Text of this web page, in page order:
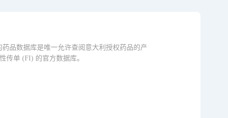
品数据库是唯一允许查阅意大利授权药品的产
传单 (FI) 的官方数据库。